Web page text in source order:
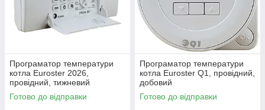
Програматор температури
котла Euroster 2026,
провідний, тижневий
Готово до відправки
Програматор температури
котла Euroster Q1, провідний,
добовий
Готово до відправки